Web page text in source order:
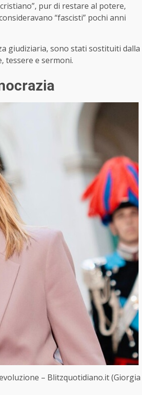
pur di restare al potere,
“fascisti” pochi anni
giudiziaria, sono stati sostituiti dalla
tessere e sermoni.
– Blitzquotidiano.it (Giorgia